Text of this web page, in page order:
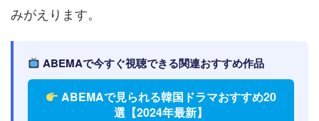
みがえります。
ABEMAで今すぐ視聴できる関連おすすめ作品
ABEMAで見られる韓国ドラマおすすめ20
選【2024年最新】